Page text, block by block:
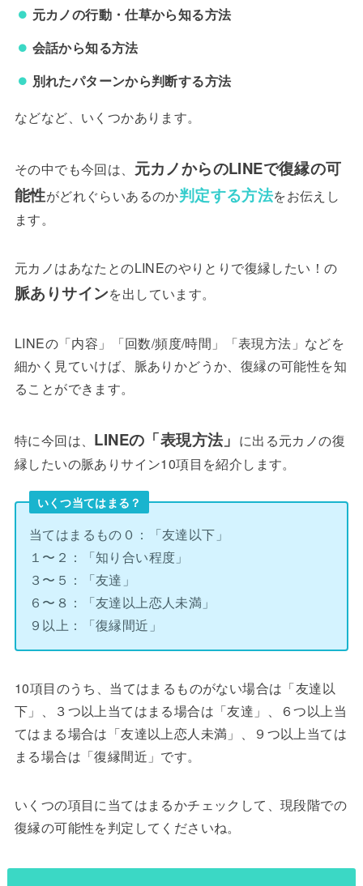
元カノの行動・仕草から知る方法
会話から知る方法
別れたパターンから判断する方法
などなど、いくつかあります。
その中でも今回は、 元カノからのLINEで復縁の可
能性がどれぐらいあるのか判定する方法をお伝えし
ます。
元カノはあなたとのLINEのやりとりで復縁したい！の
脈ありサインを出しています。
LINEの「内容」「回数/頻度/時間」「表現方法」などを
細かく見ていけば、脈ありかどうか、復縁の可能性を知
ることができます。
特に今回は、 LINEの「表現方法」 に出る元カノの復
縁したいの脈ありサイン10項目を紹介します。
いくつ当てはまる？
当てはまるもの０：「友達以下」
１〜２：「知り合い程度」
３〜５：「友達」
６〜８：「友達以上恋人未満」
９以上：「復縁間近」
10項目のうち、当てはまるものがない場合は「友達以
下」、３つ以上当てはまる場合は「友達」、６つ以上当
てはまる場合は「友達以上恋人未満」、９つ以上当ては
まる場合は「復縁間近」です。
いくつの項目に当てはまるかチェックして、現段階での
復縁の可能性を判定してくださいね。